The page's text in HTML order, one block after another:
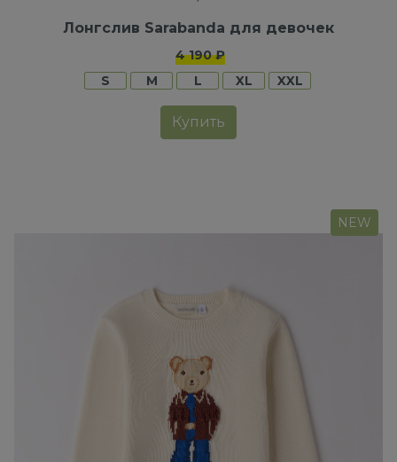
Лонгслив Sarabanda для девочек
4 190 ₽
S
M L XL XXL
Купить
NEW